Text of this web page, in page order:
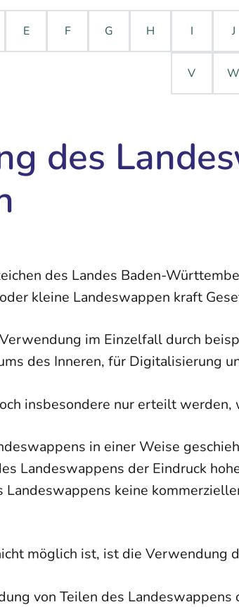
E F G H I J
V W
des
des Landes Baden-
kleine Landeswappen kraft
im Einzelfall durch
des Inneren, für Digitalisierung
insbesondere nur erteilt werden,
in einer Weise
Landeswappens der Eindruck
keine
möglich ist, ist die Verwendung
von Teilen des